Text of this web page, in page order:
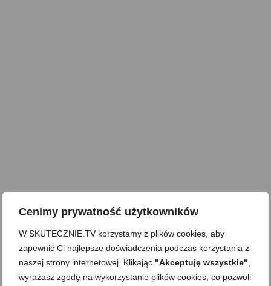
Cenimy prywatność użytkowników
W SKUTECZNIE.TV korzystamy z plików cookies, aby
zapewnić Ci najlepsze doświadczenia podczas korzystania z
naszej strony internetowej. Klikając "Akceptuję wszystkie"
wyrażasz zgodę na wykorzystanie plików cookies, co pozwoli